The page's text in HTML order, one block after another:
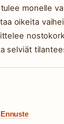
monelle
oikeita
selviät